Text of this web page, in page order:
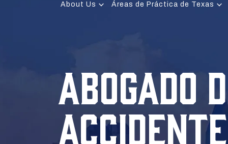
About Us Áreas de Práctica de Texas
ABOGADO